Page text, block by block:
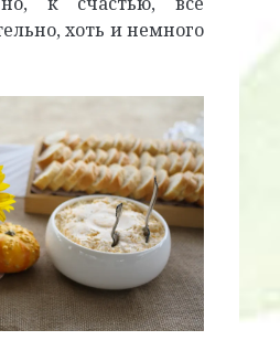
хоть и немного